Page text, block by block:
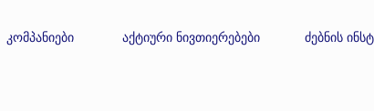
კომპანიები აქტიური ნივთიერებები ძებნის